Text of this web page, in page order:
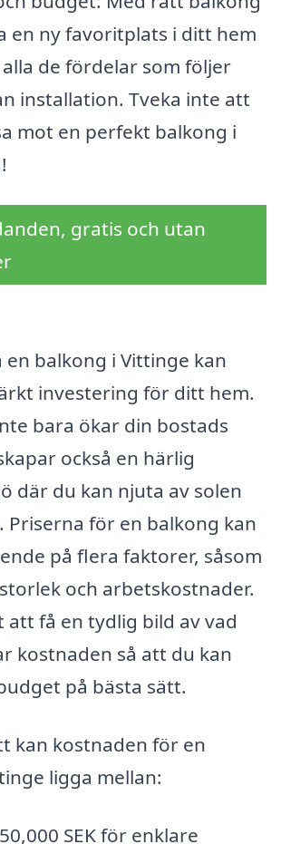
en ny favoritplats i ditt hem
de fördelar som följer
installation. Tveka inte att
mot en perfekt balkong i
gratis och utan
balkong i Vittinge kan
investering för ditt hem.
bara ökar din bostads
också en härlig
där du kan njuta av solen
Priserna för en balkong kan
på flera faktorer, såsom
och arbetskostnader.
att få en tydlig bild av vad
kostnaden så att du kan
på bästa sätt.
kan kostnaden för en
ligga mellan:
SEK för enklare